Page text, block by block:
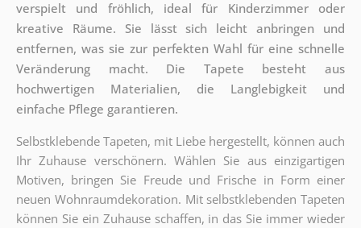
verspielt und fröhlich, ideal für Kinderzimmer oder
kreative Räume. Sie lässt sich leicht anbringen und
entfernen, was sie zur perfekten Wahl für eine schnelle
Veränderung macht. Die Tapete besteht aus
hochwertigen Materialien, die Langlebigkeit und
einfache Pflege garantieren.
Selbstklebende Tapeten, mit Liebe hergestellt, können auch
Ihr Zuhause verschönern. Wählen Sie aus einzigartigen
Motiven, bringen Sie Freude und Frische in Form einer
neuen Wohnraumdekoration. Mit selbstklebenden Tapeten
können Sie ein Zuhause schaffen, in das Sie immer wieder